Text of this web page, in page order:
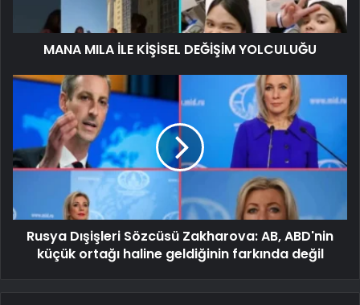
MANA MILA İLE KİŞİSEL DEĞİŞİM YOLCULUĞU
Rusya Dışişleri Sözcüsü Zakharova: AB, ABD'nin
küçük ortağı haline geldiğinin farkında değil